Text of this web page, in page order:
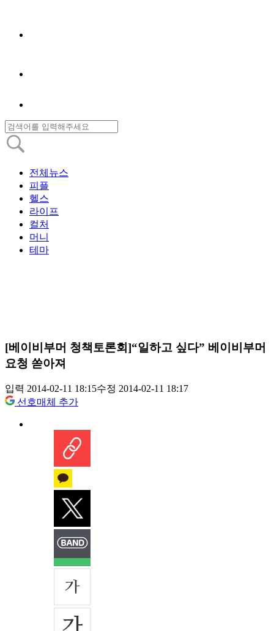
전체뉴스
피플
헬스
라이프
컬처
머니
테마
[베이비부머 청책토론회]“일하고 싶다” 베이비부머
요청 쏟아져
입력 2014-02-11 18:15수정 2014-02-11 18:17
선호매체 추가